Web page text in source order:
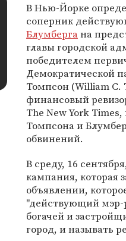
В Нью-Йорке
соперник
Блумбергана
главы городской
победителем
Демократической
Томпсон (William C.
финансовый
The New York
Томпсона и
обвинений.
В среду, 16
кампания, которая
объявлении,
"действующий мэр-
богачей и
город, и называть